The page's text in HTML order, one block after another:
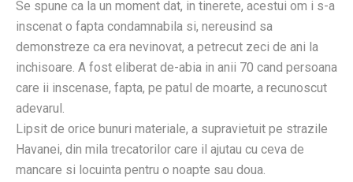
Se spune ca la un moment dat, in tinerete, acestui om i s-a
inscenat o fapta condamnabila si, nereusind sa
demonstreze ca era nevinovat, a petrecut zeci de ani la
inchisoare. A fost eliberat de-abia in anii 70 cand persoana
care ii inscenase, fapta, pe patul de moarte, a recunoscut
adevarul.
Lipsit de orice bunuri materiale, a supravietuit pe strazile
Havanei, din mila trecatorilor care il ajutau cu ceva de
mancare si locuinta pentru o noapte sau doua.